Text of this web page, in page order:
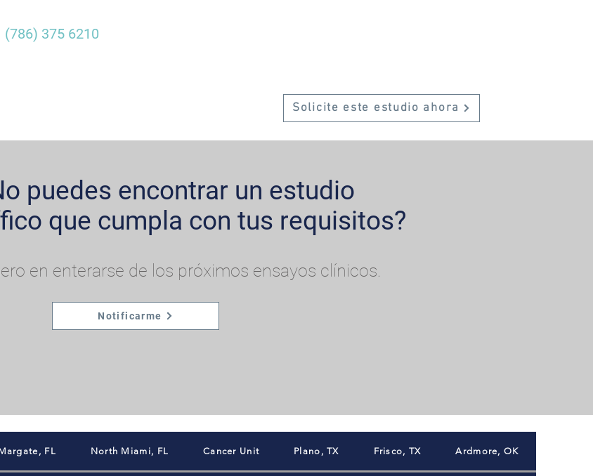
(786) 375 6210
Solicite este estudio ahora
puedes encontrar un estudio
que cumpla con tus requisitos?
en enterarse de los próximos ensayos clínicos.
Notificarme
FL North Miami, FL Cancer Unit Plano, TX Frisco, TX Ardmore, OK